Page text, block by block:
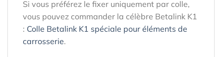
Si vous préférez le fixer uniquement par colle,
vous pouvez commander la célèbre Betalink K1
: Colle Betalink K1 spéciale pour éléments de
carrosserie.